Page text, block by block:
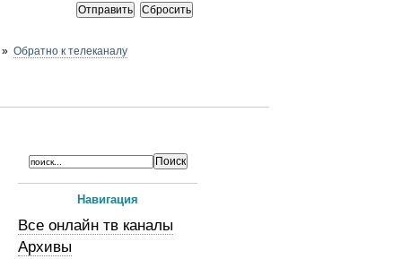
» Обратно к телеканалу
Навигация
Все онлайн тв каналы
Архивы